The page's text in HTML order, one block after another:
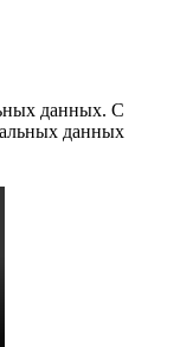
данных. С
данных